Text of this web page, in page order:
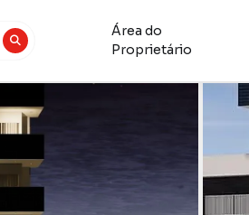
Área do
Proprietário